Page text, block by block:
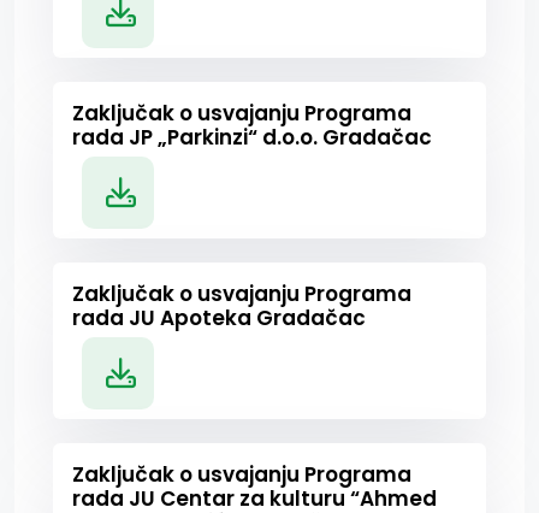
Zaključak o usvajanju Programa
rada JP „Parkinzi“ d.o.o. Gradačac
Zaključak o usvajanju Programa
rada JU Apoteka Gradačac
Zaključak o usvajanju Programa
rada JU Centar za kulturu “Ahmed